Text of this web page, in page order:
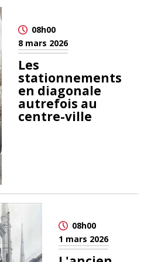
08h00
8 mars 2026
Les
stationnements
en diagonale
autrefois au
centre-ville
08h00
1 mars 2026